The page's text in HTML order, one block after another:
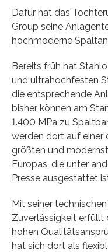
Dafür hat das
Group seine
hochmoderne
Bereits früh hat
und ultrahochfesten
die entsprechende
bisher können am
1.400 MPa zu
werden dort auf einer
größten und
Europas, die unter
Presse ausgestattet
Mit seiner
Zuverlässigkeit erfüllt
hohen
hat sich dort als